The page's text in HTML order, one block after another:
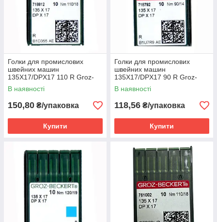
Голки для промислових
швейних машин
135X17/DPX17 110 R Groz-
Beckert
В наявності
150,80 ₴/упаковка
Купити
Голки для промислових
швейних машин
135X17/DPX17 90 R Groz-
Beckert
В наявності
118,56 ₴/упаковка
Купити